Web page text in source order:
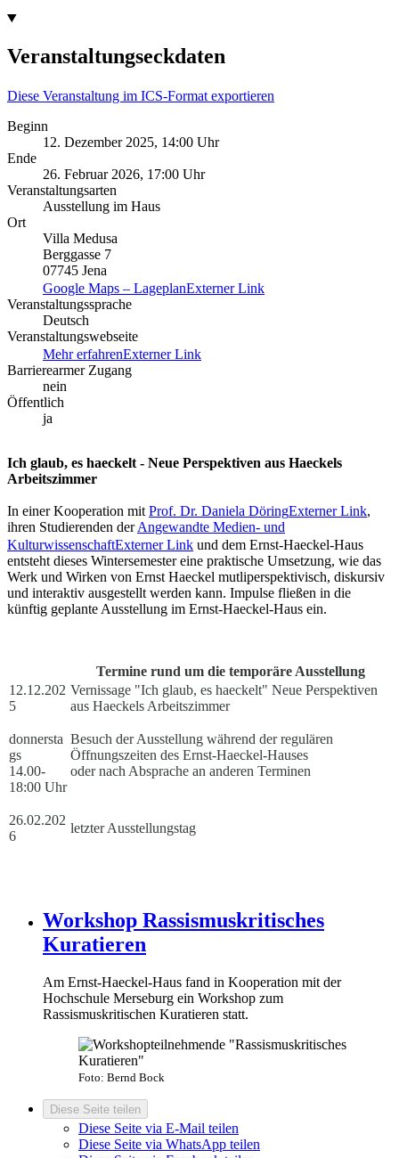
Veranstaltungseckdaten
Diese Veranstaltung im ICS-Format exportieren
Beginn
12. Dezember 2025, 14:00 Uhr
Ende
26. Februar 2026, 17:00 Uhr
Veranstaltungsarten
Ausstellung im Haus
Ort
Villa Medusa
Berggasse 7
07745 Jena
Google Maps – LageplanExterner Link
Veranstaltungssprache
Deutsch
Veranstaltungswebseite
Mehr erfahrenExterner Link
Barrierearmer Zugang
nein
Öffentlich
ja
Ich glaub, es haeckelt - Neue Perspektiven aus Haeckels
Arbeitszimmer
In einer Kooperation mit Prof. Dr. Daniela DöringExterner Link,
ihren Studierenden derAngewandte Medien- und
KulturwissenschaftExterner Link und dem Ernst-Haeckel-Haus
entsteht dieses Wintersemester eine praktische Umsetzung, wie das
Werk und Wirken von Ernst Haeckel mutliperspektivisch, diskursiv
und interaktiv ausgestellt werden kann. Impulse fließen in die
künftig geplante Ausstellung im Ernst-Haeckel-Haus ein.
Termine rund um die temporäre Ausstellung
12.12.202
5
Vernissage "Ich glaub, es haeckelt" Neue Perspektiven
aus Haeckels Arbeitszimmer
donnersta
gs
14.00-
18:00 Uhr
Besuch der Ausstellung während der regulären
Öffnungszeiten des Ernst-Haeckel-Hauses
oder nach Absprache an anderen Terminen
26.02.202
6
letzter Ausstellungstag
Workshop Rassismuskritisches
Kuratieren
Am Ernst-Haeckel-Haus fand in Kooperation mit der
Hochschule Merseburg ein Workshop zum
Rassismuskritischen Kuratieren statt.
Foto: Bernd Bock
Diese Seite teilen
Diese Seite via E-Mail teilen
Diese Seite via WhatsApp teilen